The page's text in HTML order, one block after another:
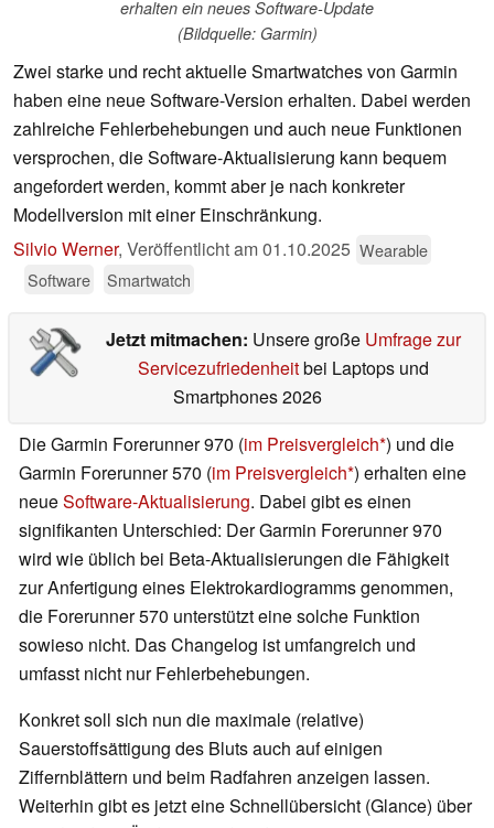
erhalten ein neues Software-Update
(Bildquelle: Garmin)
Zwei starke und recht aktuelle Smartwatches von Garmin
haben eine neue Software-Version erhalten. Dabei werden
zahlreiche Fehlerbehebungen und auch neue Funktionen
versprochen, die Software-Aktualisierung kann bequem
angefordert werden, kommt aber je nach konkreter
Modellversion mit einer Einschränkung.
Silvio Werner, Veröffentlicht am01.10.2025 Wearable
Software
Smartwatch
Jetzt mitmachen: Unsere große Umfrage zur
Servicezufriedenheitbei Laptops und
Smartphones 2026
Die Garmin Forerunner 970 (im Preisvergleich ) und die
Garmin Forerunner 570 (im Preisvergleich ) erhalten eine
neueSoftware-Aktualisierung. Dabei gibt es einen
signifikanten Unterschied: Der Garmin Forerunner 970
wird wie üblich bei Beta-Aktualisierungen die Fähigkeit
zur Anfertigung eines Elektrokardiogramms genommen,
die Forerunner 570 unterstützt eine solche Funktion
sowieso nicht. Das Changelog ist umfangreich und
umfasst nicht nur Fehlerbehebungen.
Konkret soll sich nun die maximale (relative)
Sauerstoffsättigung des Bluts auch auf einigen
Ziffernblättern und beim Radfahren anzeigen lassen.
Weiterhin gibt es jetzt eine Schnellübersicht (Glance) über